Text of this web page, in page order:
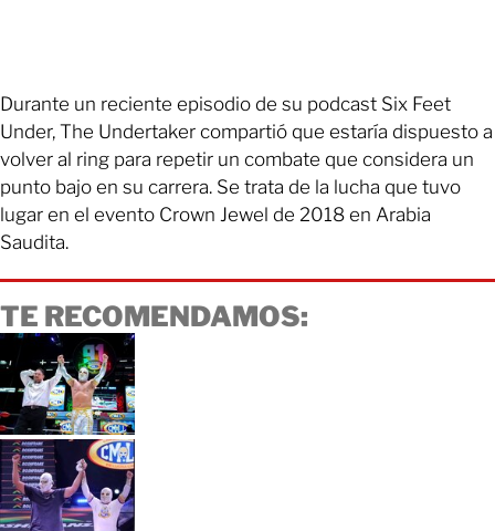
Durante un reciente episodio de su podcast Six Feet
Under, The Undertaker compartió que estaría dispuesto a
volver al ring para repetir un combate que considera un
punto bajo en su carrera. Se trata de la lucha que tuvo
lugar en el evento Crown Jewel de 2018 en Arabia
Saudita.
TE RECOMENDAMOS: